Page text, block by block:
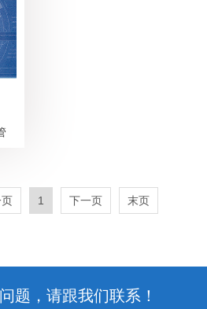
页 1 下一页 末页
题，请跟我们联系！